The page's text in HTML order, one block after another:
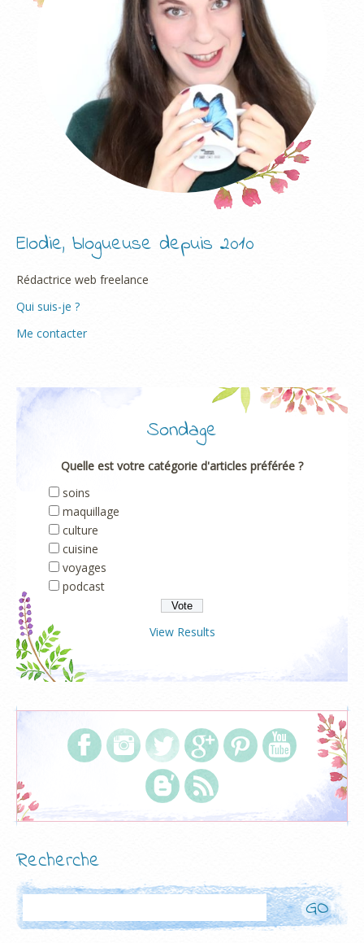
Elodie, blogueuse depuis 2010
Rédactrice web freelance
Qui suis-je ?
Me contacter
Sondage
Quelle est votre catégorie d'articles préférée ?
soins
maquillage
culture
cuisine
voyages
podcast
View Results
Recherche